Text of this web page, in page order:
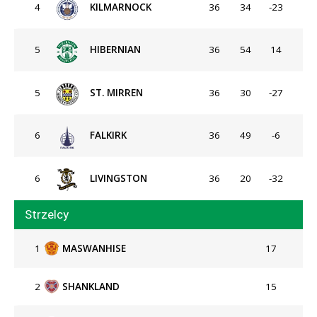
4 KILMARNOCK 36 34 -23
5 HIBERNIAN 36 54 14
5 ST. MIRREN 36 30 -27
6 FALKIRK 36 49 -6
6 LIVINGSTON 36 20 -32
Strzelcy
1 MASWANHISE 17
2 SHANKLAND 15